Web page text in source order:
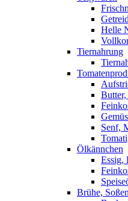
Helle
Tiernahrung
Senf,
Ölkännchen
Essig,
Brühe,